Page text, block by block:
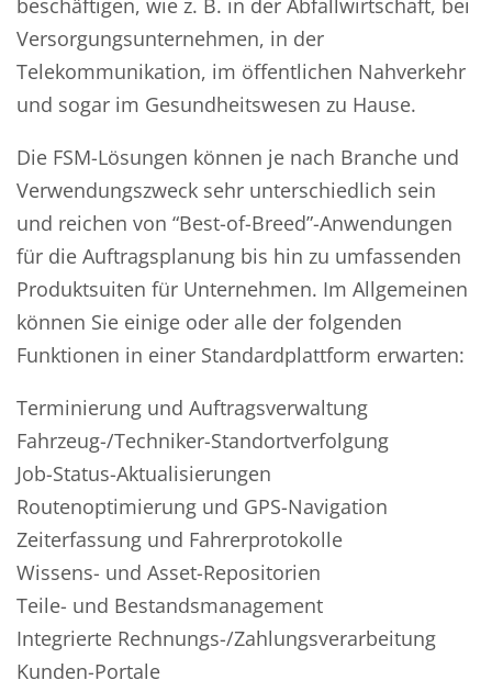
beschäftigen, wie z. B. in der Abfallwirtschaft, bei
Versorgungsunternehmen, in der
Telekommunikation, im öffentlichen Nahverkehr
und sogar im Gesundheitswesen zu Hause.
Die FSM-Lösungen können je nach Branche und
Verwendungszweck sehr unterschiedlich sein
und reichen von “Best-of-Breed”-Anwendungen
für die Auftragsplanung bis hin zu umfassenden
Produktsuiten für Unternehmen. Im Allgemeinen
können Sie einige oder alle der folgenden
Funktionen in einer Standardplattform erwarten:
Terminierung und Auftragsverwaltung
Fahrzeug-/Techniker-Standortverfolgung
Job-Status-Aktualisierungen
Routenoptimierung und GPS-Navigation
Zeiterfassung und Fahrerprotokolle
Wissens- und Asset-Repositorien
Teile- und Bestandsmanagement
Integrierte Rechnungs-/Zahlungsverarbeitung
Kunden-Portale